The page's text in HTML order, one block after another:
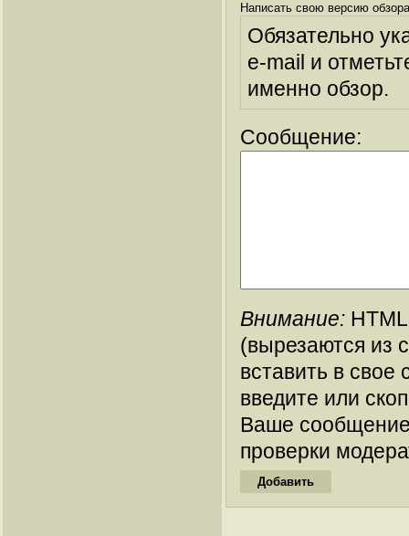
Написать свою версию
Обязательно
e-mail и
именно обзор.
Сообщение:
Внимание:
(вырезаются из
вставить в
введите или
Ваше
проверки